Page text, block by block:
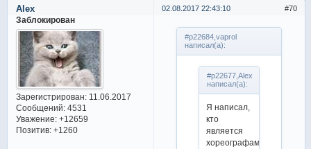
70
02.08.2017 22:43:10
Alex
Заблокирован
Зарегистрирован: 11.06.2017
Сообщений:4531
Уважение: +12659
Позитив: +1260
#p22684,vaprol
написал(а):
#p22677,Alex
написал(а):
Я написал,
кто
является
хореографами